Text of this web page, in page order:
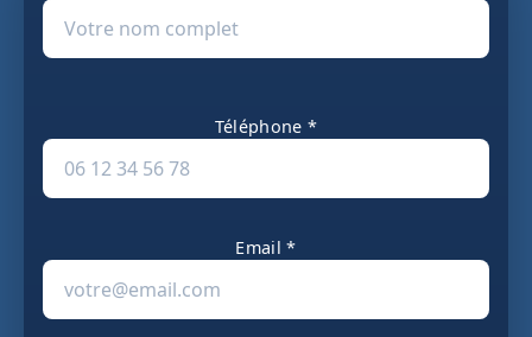
Téléphone *
Email *